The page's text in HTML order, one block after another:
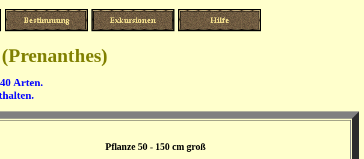
(Prenanthes)
Arten.
Pflanze 50 - 150 cm groß